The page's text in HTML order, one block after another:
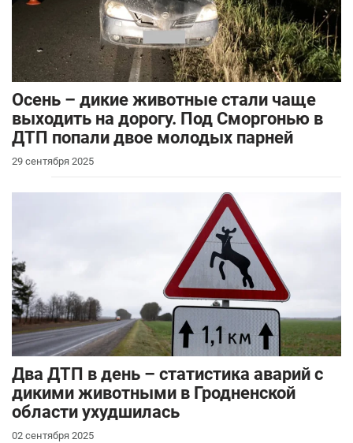
Осень – дикие животные стали чаще
выходить на дорогу. Под Сморгонью в
ДТП попали двое молодых парней
29 сентября 2025
Два ДТП в день – статистика аварий с
дикими животными в Гродненской
области ухудшилась
02 сентября 2025